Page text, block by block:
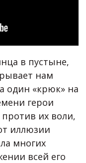
в пустыне,
нам
один «крюк» на
герои
их воли,
иллюзии
многих
всей его